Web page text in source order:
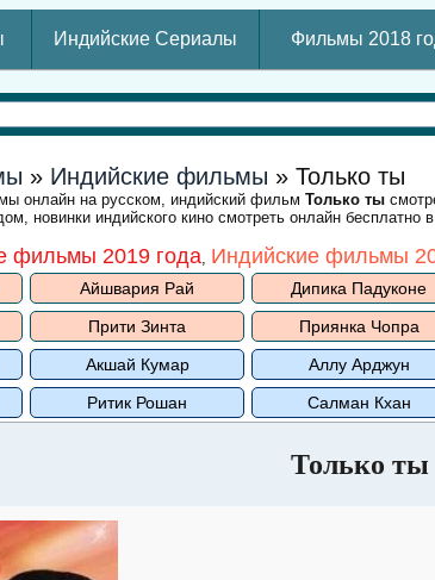
Индийские Сериалы Фильмы 2018
» Индийские фильмы » Только ты
онлайн на русском, индийский фильм Только ты
новинки индийского кино смотреть онлайн бесплатно
фильмы 2019 года, Индийские фильмы
Айшвария Рай Дипика Падуконе
Прити Зинта Приянка Чопра
Акшай Кумар Аллу Арджун
Ритик Рошан Салман Кхан
Только ты